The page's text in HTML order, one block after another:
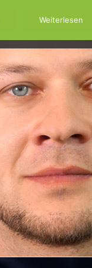
KONTAKTWeiterlesen